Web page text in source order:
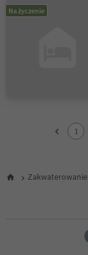
Na życzenie
6
1
Zakwaterowanie